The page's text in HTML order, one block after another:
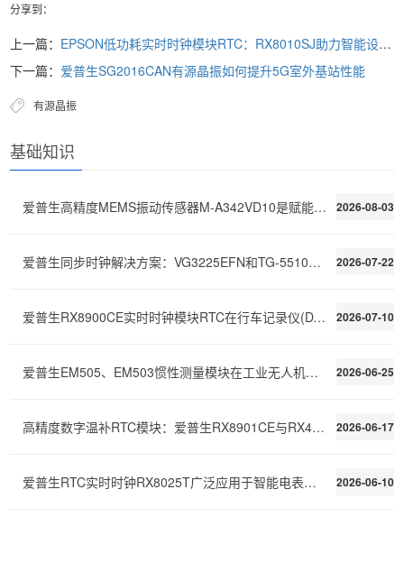
分享到：
上一篇： EPSON低功耗实时时钟模块RTC：RX8010SJ助力智能设备精准控时
下一篇： 爱普生SG2016CAN有源晶振如何提升5G室外基站性能
有源晶振
基础知识
2026-08-03
爱普生高精度MEMS振动传感器M-A342VD10是赋能机器健康
2026-07-22
爱普生同步时钟解决方案：VG3225EFN和TG-5510CA为嵌入式
2026-07-10
爱普生RX8900CE实时时钟模块RTC在行车记录仪(DVR)和事
2026-06-25
爱普生EM505、EM503惯性测量模块在工业无人机飞控上的
2026-06-17
高精度数字温补RTC模块：爱普生RX8901CE与RX4901CE产品
2026-06-10
爱普生RTC实时时钟RX8025T广泛应用于智能电表、电力采